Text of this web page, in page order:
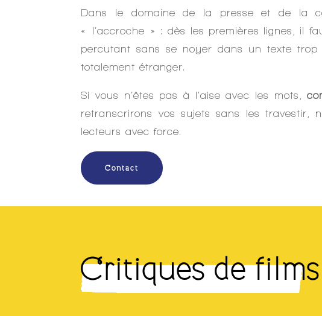
Dans le domaine de la presse et de la
« l‘accroche » : dès les premières lignes, il
percutant sans se noyer dans un texte
totalement étranger.
Si vous n’êtes pas à l’aise avec les mots,
retranscrirons vos sujets sans les travestir,
lecteurs avec force.
Contact
Critiques de